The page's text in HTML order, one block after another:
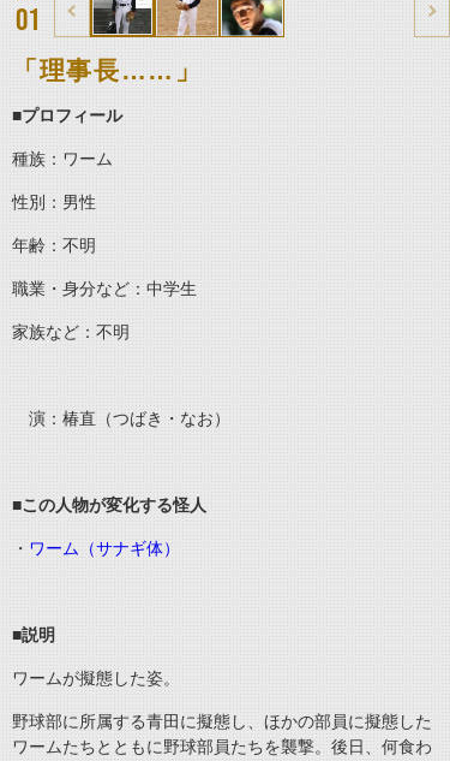
01
「理事長……」
■プロフィール
種族：ワーム
性別：男性
年齢：不明
職業・身分など：中学生
家族など：不明
演：椿直（つばき・なお）
■この人物が変化する怪人
・ ワーム（サナギ体）
■説明
ワームが擬態した姿。
野球部に所属する青田に擬態し、ほかの部員に擬態した
ワームたちとともに野球部員たちを襲撃。後日、何食わ